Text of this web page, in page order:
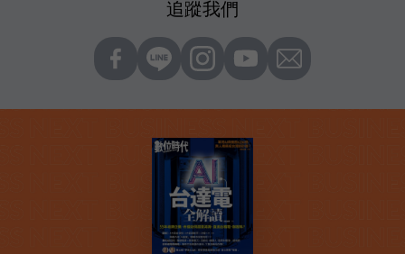
追蹤我們